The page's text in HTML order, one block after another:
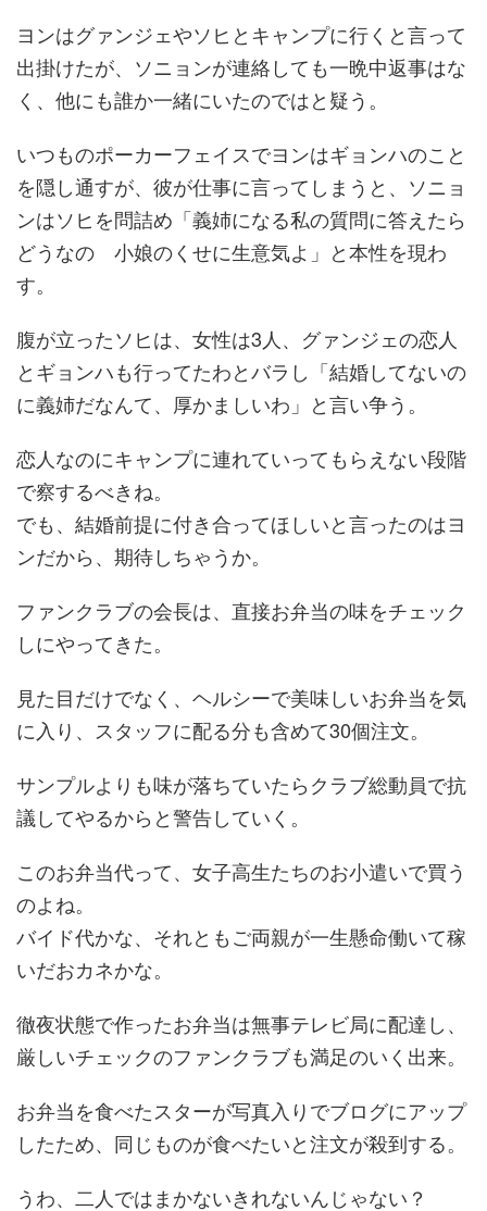
ヨンはグァンジェやソヒとキャンプに行くと言って
出掛けたが、ソニョンが連絡しても一晩中返事はな
く、他にも誰か一緒にいたのではと疑う。
いつものポーカーフェイスでヨンはギョンハのこと
を隠し通すが、彼が仕事に言ってしまうと、ソニョ
ンはソヒを問詰め「義姉になる私の質問に答えたら
どうなの 小娘のくせに生意気よ」と本性を現わ
す。
腹が立ったソヒは、女性は3人、グァンジェの恋人
とギョンハも行ってたわとバラし「結婚してないの
に義姉だなんて、厚かましいわ」と言い争う。
恋人なのにキャンプに連れていってもらえない段階
で察するべきね。
でも、結婚前提に付き合ってほしいと言ったのはヨ
ンだから、期待しちゃうか。
ファンクラブの会長は、直接お弁当の味をチェック
しにやってきた。
見た目だけでなく、ヘルシーで美味しいお弁当を気
に入り、スタッフに配る分も含めて30個注文。
サンプルよりも味が落ちていたらクラブ総動員で抗
議してやるからと警告していく。
このお弁当代って、女子高生たちのお小遣いで買う
のよね。
バイド代かな、それともご両親が一生懸命働いて稼
いだおカネかな。
徹夜状態で作ったお弁当は無事テレビ局に配達し、
厳しいチェックのファンクラブも満足のいく出来。
お弁当を食べたスターが写真入りでブログにアップ
したため、同じものが食べたいと注文が殺到する。
うわ、二人ではまかないきれないんじゃない？